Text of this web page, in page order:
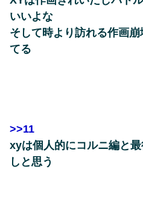
いいよな
そして時より訪れる作画
てる
>>11
xyは個人的にコルニ編と
しと思う